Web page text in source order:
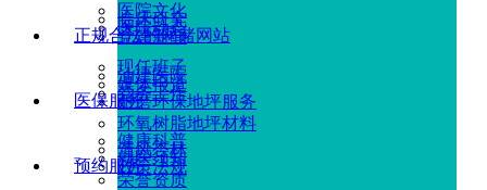
医院文化
现任班子
环氧树脂地坪材料
荣誉资质
临床研究
油建医院
医院动态
媒体报道
健康科普
党建新闻
党务工作
清风杏林
正规合法的网赌网站
耐磨环保地坪服务
就医须知
医保服务
政策法规
预约服务